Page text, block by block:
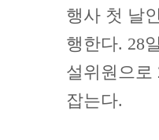
행사 첫 날
행한다. 28
설위원으로
잡는다.